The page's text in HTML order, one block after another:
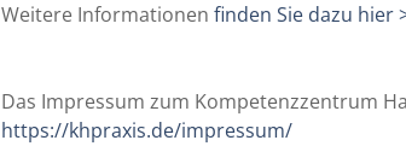
Weitere Informationen finden Sie dazu hier
Das Impressum zum Kompetenzzentrum
https://khpraxis.de/impressum/